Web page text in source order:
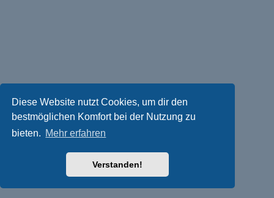
Diese Website nutzt Cookies, um dir den
bestmöglichen Komfort bei der Nutzung zu
bieten. Mehr erfahren
Verstanden!